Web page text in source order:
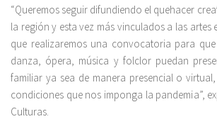
“Queremos seguir difundiendo el quehacer
la región y esta vez más vinculados a las artes
que realizaremos una convocatoria para
danza, ópera, música y folclor puedan
familiar ya sea de manera presencial o
condiciones que nos imponga la pandemia”,
Culturas.